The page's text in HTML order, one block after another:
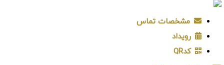
مشخصات تماس
رویداد
کدQR